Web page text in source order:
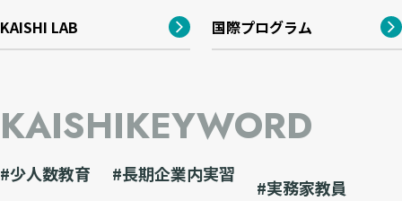
KAISHI LAB 国際プログラム
KAISHIKEYWORD
#少人数教育 #長期企業内実習
#実務家教員